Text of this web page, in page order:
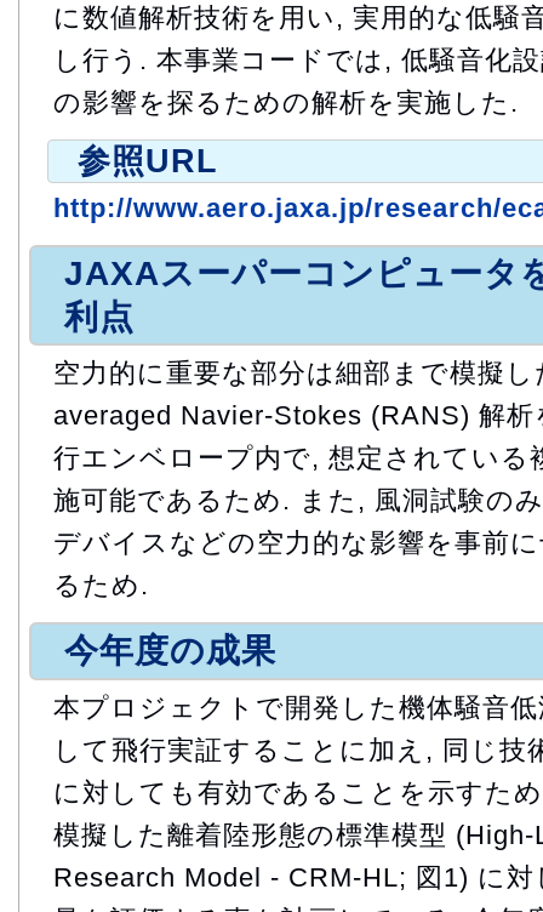
に数値解析技術を用い, 実用的な低騒
し行う. 本事業コードでは, 低騒音化
の影響を探るための解析を実施した.
参照URL
http://www.aero.jaxa.jp/research/
JAXAスーパーコンピュータ
利点
空力的に重要な部分は細部まで模擬
averaged Navier-Stokes (RANS) 解
行エンベロープ内で, 想定されている
施可能であるため. また, 風洞試験の
デバイスなどの空力的な影響を事前
るため.
今年度の成果
本プロジェクトで開発した機体騒音
して飛行実証することに加え, 同じ技
に対しても有効であることを示すた
模擬した離着陸形態の標準模型
Research Model - CRM-HL; 図1) に